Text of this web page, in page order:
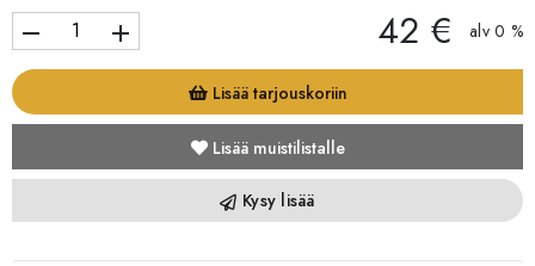
remove add 42 € alv 0 %
Lisää tarjouskoriin
Lisää muistilistalle
Kysy lisää